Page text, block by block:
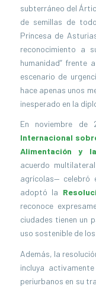
subterráneo del
de semillas de
Princesa de
reconocimiento a
humanidad” frente
escenario de
hace apenas unos
inesperado en la
En noviembre de
Internacional
Alimentación y
acuerdo
agrícolas— celebró
adoptó la
reconoce
ciudades tienen un
uso sostenible de
Además, la
incluya
periurbanos en su